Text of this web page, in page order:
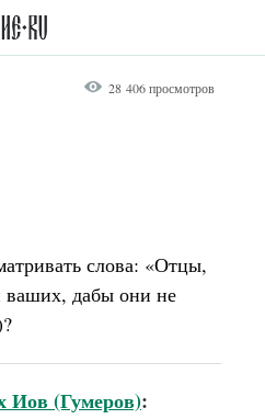
28 406 просмотров
слова: «Отцы,
ваших, дабы они не
Иов (Гумеров):